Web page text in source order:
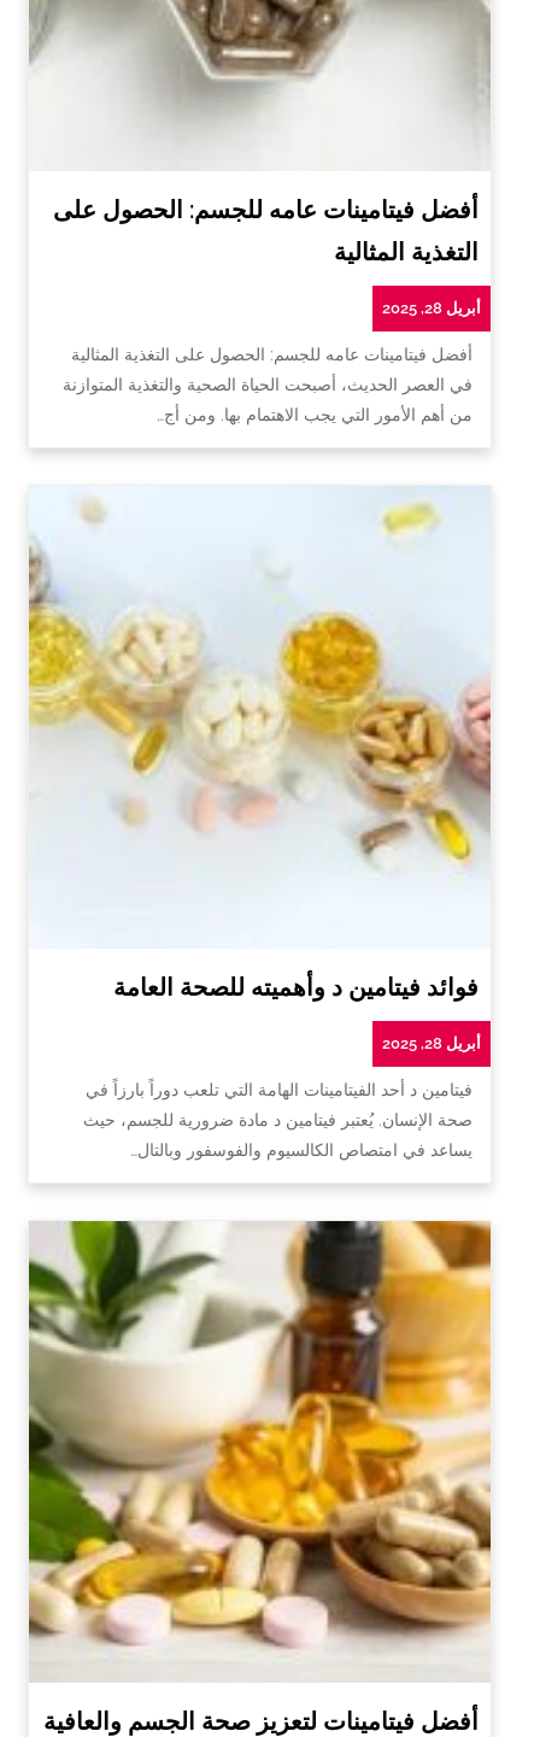
أفضل فيتامينات عامه للجسم: الحصول على
التغذية المثالية
أبريل 28, 2025
أفضل فيتامينات عامه للجسم: الحصول على التغذية المثالية
في العصر الحديث، أصبحت الحياة الصحية والتغذية المتوازنة
من أهم الأمور التي يجب الاهتمام بها. ومن أج…
فوائد فيتامين د وأهميته للصحة العامة
أبريل 28, 2025
فيتامين د أحد الفيتامينات الهامة التي تلعب دوراً بارزاً في
صحة الإنسان. يُعتبر فيتامين د مادة ضرورية للجسم، حيث
يساعد في امتصاص الكالسيوم والفوسفور وبالتال…
أفضل فيتامينات لتعزيز صحة الجسم والعافية